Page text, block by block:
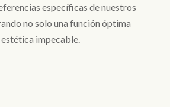
específicas de nuestros
no solo una función óptima
impecable.